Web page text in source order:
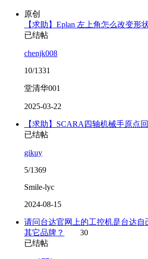
原创
【求助】Eplan 左上角怎么改变形
已结帖
chenjk008
10/1331
堂清华001
2025-03-22
【求助】SCARA四轴机械手原点
已结帖
gikuy
5/1369
Smile-lyc
2024-08-15
请问台达官网上的工控机是台达自
其它品牌？
30
已结帖